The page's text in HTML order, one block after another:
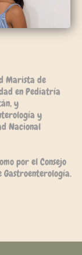
Marista de
en Pediatría
y
y
Nacional
por el Consejo
Gastroenterología.